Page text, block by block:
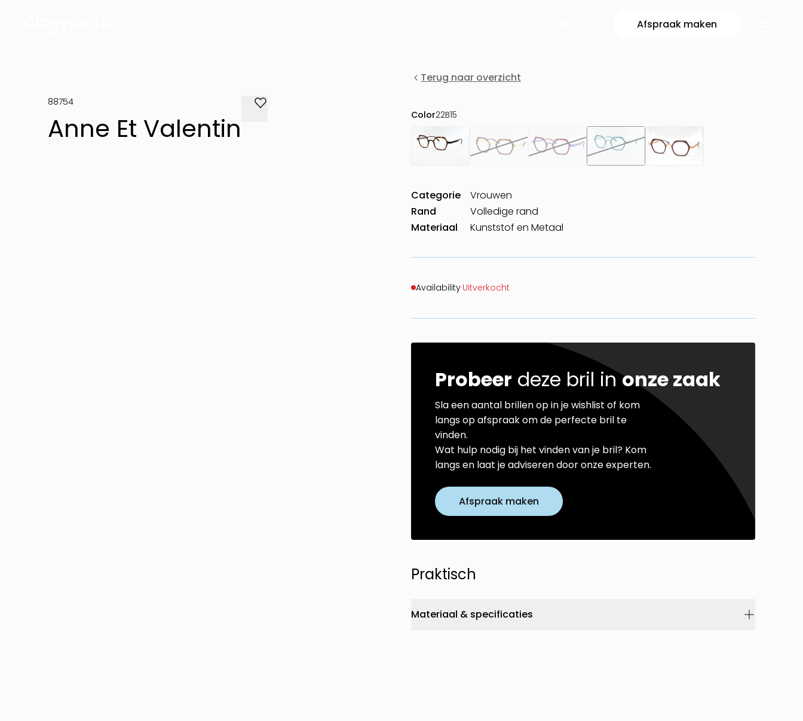
Afspraak maken
88754
Anne Et Valentin
Terug naar overzicht
Color22B15
Categorie
Vrouwen
Rand
Volledige rand
Materiaal
Kunststof en Metaal
Availability·Uitverkocht
Probeer deze bril inonze zaak
Sla een aantal brillen op in je wishlist of kom
langs op afspraak om de perfecte bril te
vinden.
Wat hulp nodig bij het vinden van je bril? Kom
langs en laat je adviseren door onze experten.
Afspraak maken
Praktisch
Materiaal & specificaties